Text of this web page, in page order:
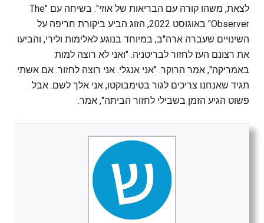
לצאת, משהו קורה עם הבריאות של אוזי". בשיחה עם "The
Observer" באוגוסט 2022, הזוג הביע ביקורת חריפה על
השינויים שעברה ארה"ב, במיוחד בנוגע לאלימות ולירי, והביעו
את רצונם העז לחזור לבריטניה. "ואני לא רוצה למות
באמריקה", אמר הרוקר. "אני אנגלי. אני רוצה לחזור. אם אשתי
תגיד שאנחנו צריכים לגור בטימבוקטו, אני אלך לשם. אבל
פשוט הגיע הזמן בשבילי לחזור הביתה", אמר.